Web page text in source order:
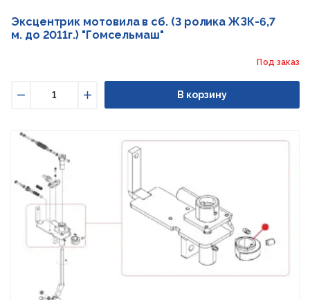
Эксцентрик мотовила в сб. (3 ролика ЖЗК-6,7
м. до 2011г.) "Гомсельмаш"
Под заказ
Увеличить
В корзину